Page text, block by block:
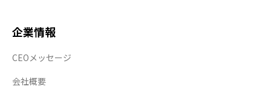
企業情報
CEOメッセージ
会社概要